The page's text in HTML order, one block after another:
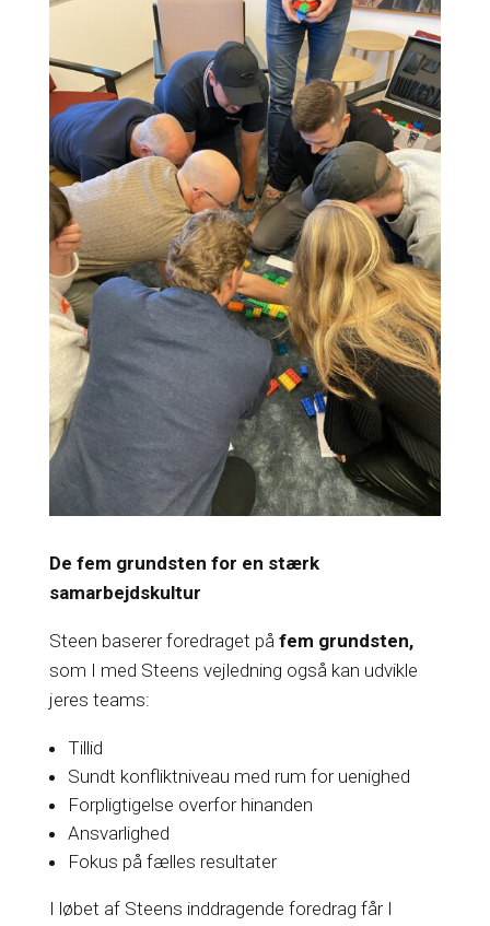
De fem grundsten for en stærk
samarbejdskultur
Steen baserer foredraget på fem grundsten,
som I med Steens vejledning også kan udvikle
jeres teams:
Tillid
Sundt konfliktniveau med rum for uenighed
Forpligtigelse overfor hinanden
Ansvarlighed
Fokus på fælles resultater
I løbet af Steens inddragende foredrag får I